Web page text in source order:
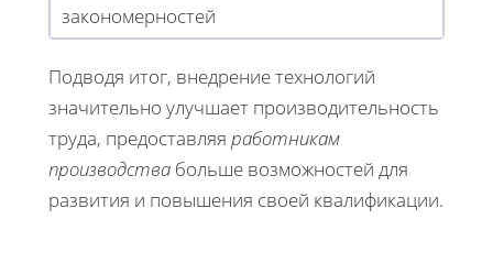
закономерностей
Подводя итог, внедрение технологий
значительно улучшает производительность
труда, предоставляя работникам
производства больше возможностей для
развития и повышения своей квалификации.